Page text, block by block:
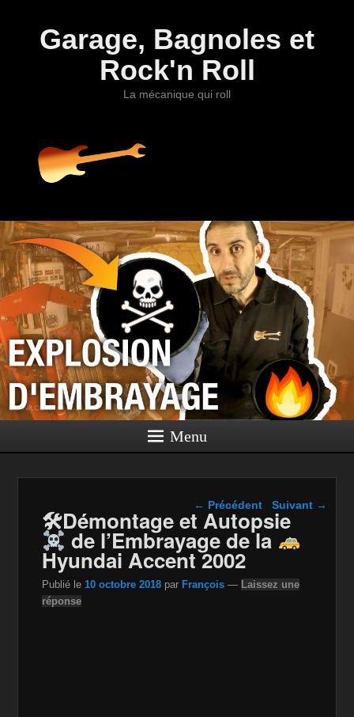
Garage, Bagnoles et
Rock'n Roll
La mécanique qui roll
Menu
Navigation dans les
articles
← Précédent Suivant →
🛠Démontage et Autopsie
de l’Embrayage de la
Hyundai Accent 2002
Publié le 10 octobre 2018 par François — Laissez une
réponse